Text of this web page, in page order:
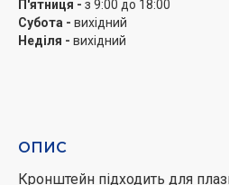
П'ятниця - з 9:00 до 18:00
Субота - вихідний
Неділя - вихідний
ОПИС
Кронштейн підходить для